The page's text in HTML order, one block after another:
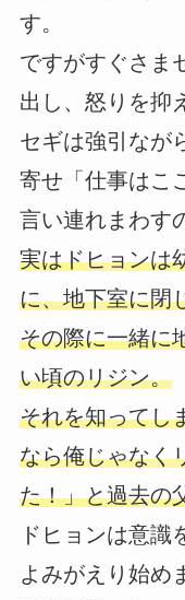
す。
ですがすぐさま
出し、怒りを抑
セギは強引なが
寄せ「仕事はこ
言い連れまわす
実はドヒョンは
に、地下室に閉
その際に一緒に
い頃のリジン。
それを知ってし
なら俺じゃなく
た！」と過去の
ドヒョンは意識
よみがえり始め